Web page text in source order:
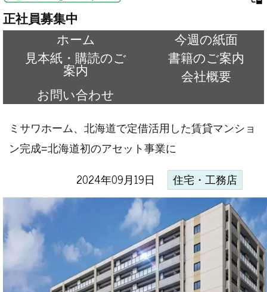
正社員募集中
ホーム
今週の紙面
見本紙・購読のご
案内
書籍のご案内
会社概要
お問い合わせ
ミサワホーム、北海道で定借活用した賃貸マンショ
ン完成=北海道初のアセット事業に
2024年09月19日 住宅・工務店